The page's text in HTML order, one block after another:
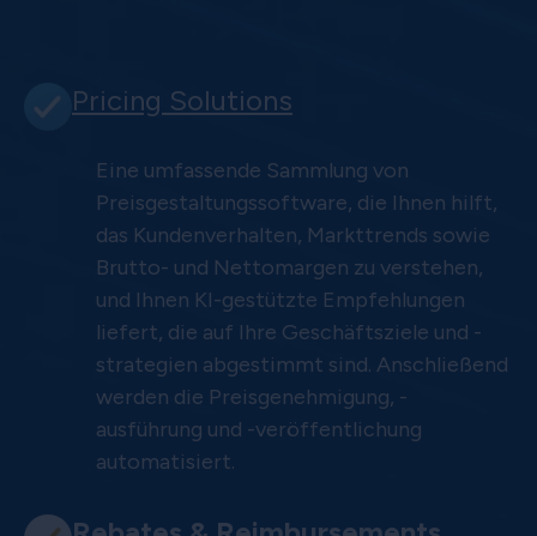
Pricing Solutions
Eine umfassende Sammlung von
Preisgestaltungssoftware, die Ihnen hilft,
das Kundenverhalten, Markttrends sowie
Brutto- und Nettomargen zu verstehen,
und Ihnen KI-gestützte Empfehlungen
liefert, die auf Ihre Geschäftsziele und -
strategien abgestimmt sind. Anschließend
werden die Preisgenehmigung, -
ausführung und -veröffentlichung
automatisiert.